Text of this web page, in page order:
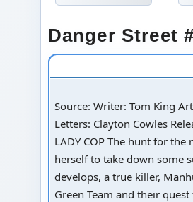
Danger Street
Source: Writer: Tom King
Letters: Clayton Cowles
LADY COP The hunt for
herself to take down some
develops, a true killer,
Green Team and their